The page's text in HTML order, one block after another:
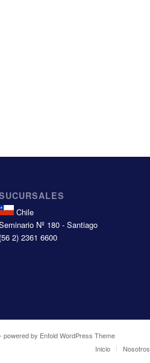
Chile
Nº 180 - Santiago
(56 2) 2361 6600
- powered by Enfold WordPress Theme
Inicio
Nosotros